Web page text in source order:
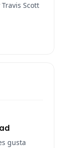
Scott
gusta